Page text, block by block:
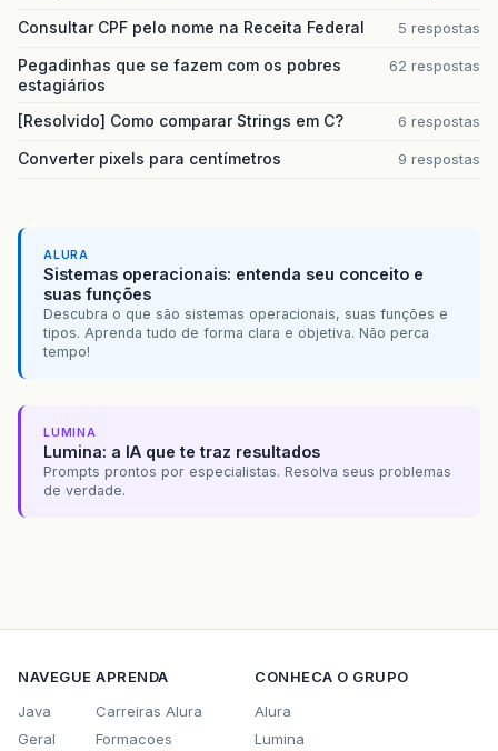
Consultar CPF pelo nome na Receita Federal 5 respostas
Pegadinhas que se fazem com os pobres
estagiários
62 respostas
[Resolvido] Como comparar Strings em C? 6 respostas
Converter pixels para centímetros 9 respostas
ALURA
Sistemas operacionais: entenda seu conceito e
suas funções
Descubra o que são sistemas operacionais, suas funções e
tipos. Aprenda tudo de forma clara e objetiva. Não perca
tempo!
LUMINA
Lumina: a IA que te traz resultados
Prompts prontos por especialistas. Resolva seus problemas
de verdade.
NAVEGUE
Java
Geral
APRENDA
Carreiras Alura
Formacoes
CONHECA O GRUPO
Alura
Lumina